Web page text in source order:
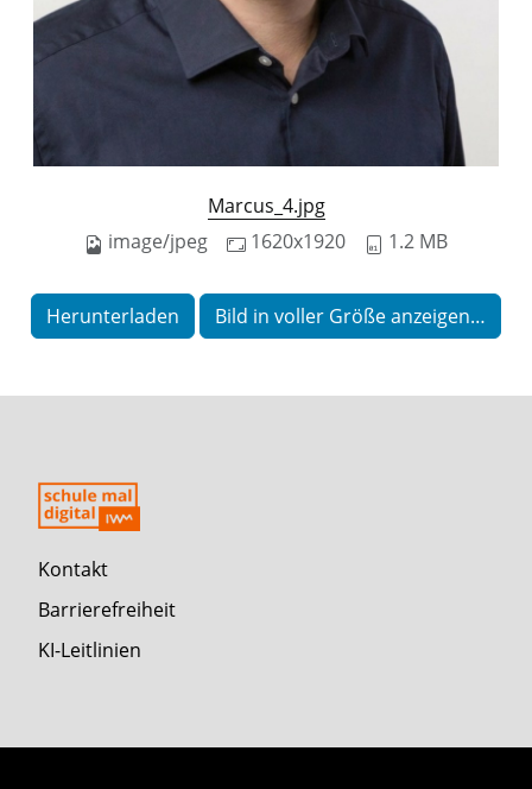
Marcus_4.jpg
image/jpeg
1620x1920 1.2 MB
Herunterladen Bild in voller Größe anzeigen…
Kontakt
Barrierefreiheit
KI-Leitlinien